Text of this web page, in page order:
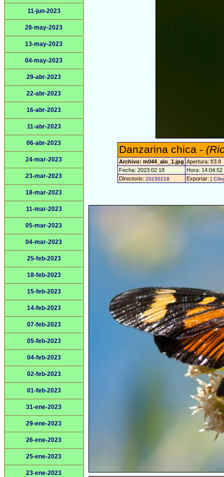
11-jun-2023
28-may-2023
13-may-2023
04-may-2023
29-abr-2023
22-abr-2023
16-abr-2023
11-abr-2023
06-abr-2023
24-mar-2023
23-mar-2023
18-mar-2023
11-mar-2023
05-mar-2023
04-mar-2023
25-feb-2023
18-feb-2023
15-feb-2023
14-feb-2023
07-feb-2023
05-feb-2023
04-feb-2023
02-feb-2023
01-feb-2023
31-ene-2023
29-ene-2023
26-ene-2023
25-ene-2023
23-ene-2023
Danzarina chica -
Archivo: m044_alo_1.jpg Apertura: f/3.8
Fecha: 2023:02:18
Hora:
Directorio: 20230218 Exportar: [ C/